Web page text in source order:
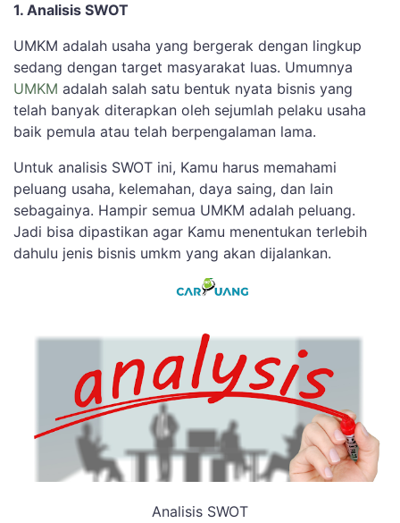
1. Analisis SWOT
UMKM adalah usaha yang bergerak dengan lingkup
sedang dengan target masyarakat luas. Umumnya
UMKM adalah salah satu bentuk nyata bisnis yang
telah banyak diterapkan oleh sejumlah pelaku usaha
baik pemula atau telah berpengalaman lama.
Untuk analisis SWOT ini, Kamu harus memahami
peluang usaha, kelemahan, daya saing, dan lain
sebagainya. Hampir semua UMKM adalah peluang.
Jadi bisa dipastikan agar Kamu menentukan terlebih
dahulu jenis bisnis umkm yang akan dijalankan.
Analisis SWOT